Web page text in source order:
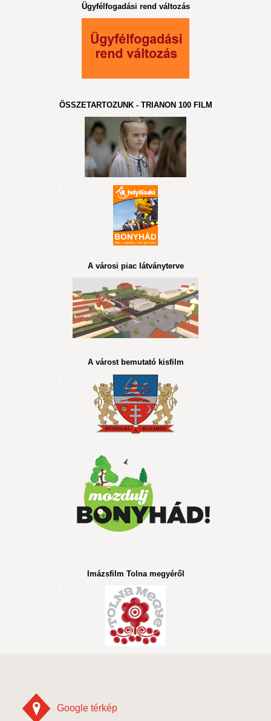
Ügyfélfogadási rend változás
ÖSSZETARTOZUNK - TRIANON 100 FILM
A városi piac látványterve
A várost bemutató kisfilm
Imázsfilm Tolna megyéről
Google térkép